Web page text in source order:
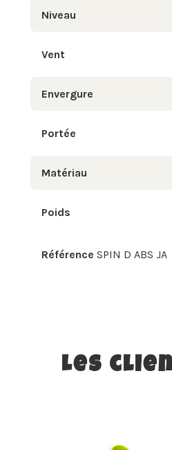
Niveau
Vent
Envergure
Portée
Matériau
Poids
Référence SPIN D ABS JA
Les